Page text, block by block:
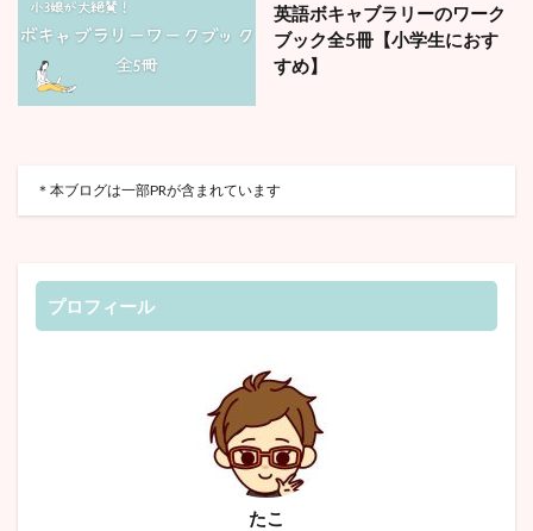
英語ボキャブラリーのワーク
ブック全5冊【小学生におす
すめ】
＊本ブログは一部PRが含まれています
プロフィール
たこ